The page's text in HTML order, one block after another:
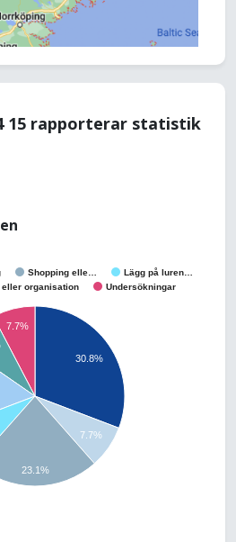
15 rapporterar statistik
Shopping elle…
Lägg på luren…
eller organisation Undersökningar
30.8%
7.7%
7.7%
23.1%